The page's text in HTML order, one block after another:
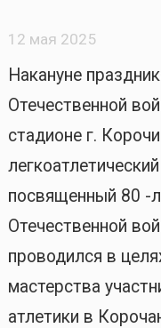
12 мая 2025
Накануне
Отечественной
стадионе г.
посвященный 80 -
Отечественной
проводился в
мастерства
атлетики в